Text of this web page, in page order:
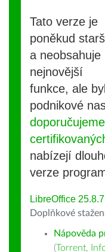
Tato verze je
poněkud
a neobsahuje
nejnovější
funkce, ale
podnikové
nabízejí
verze
LibreOffice
Doplňkové
Nápověda
(Torrent,